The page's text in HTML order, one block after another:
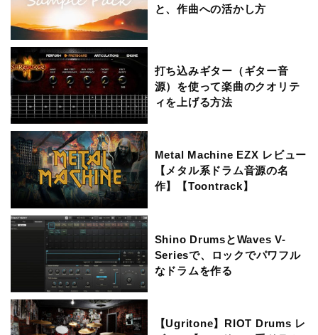
と、作曲への活かし方
打ち込みギター（ギター音
源）を使って楽曲のクオリテ
ィを上げる方法
Metal Machine EZX レビュー
【メタル系ドラム音源の名
作】【Toontrack】
Shino DrumsとWaves V-
Seriesで、ロックでパワフル
なドラムを作る
【Ugritone】RIOT Drums レ